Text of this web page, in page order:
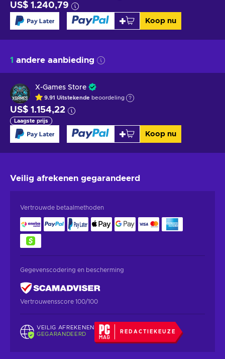
US$ 1.240,79
Koop nu
1 andere aanbieding
X-Games Store
9.91 Uitstekende beoordeling
US$ 1.154,22
Laagste prijs
Koop nu
Veilig afrekenen gegarandeerd
Vertrouwde betaalmethoden
Gegevenscodering en bescherming
Vertrouwensscore 100/100
VEILIG AFREKENEN
GEGARANDEERD
REDACTIEKEUZE